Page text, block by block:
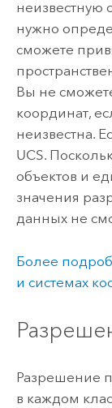
неизвестную
нужно
сможете
Вы не
координат,
неизвестна.
UCS.
объектов и
значения
данных не
Более
и системах
Разрешение
в каждом